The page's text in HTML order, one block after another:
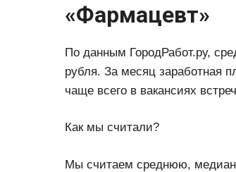
«Фармацевт»
По данным ГородРабот.ру,
рубля. За месяц заработная
чаще всего в вакансиях
Как мы считали?
Мы считаем среднюю,